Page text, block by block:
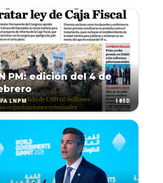
PM: edición del 4 de
LNPM 185D